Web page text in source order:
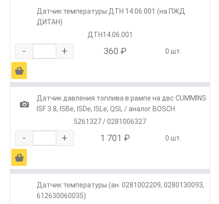
Датчик температуры ДТН 14.06.001 (на ПЖД
ДИТАН)
ДТН14.06.001
- + 360 ₽ 0 шт.
Ä
1
Датчик давления топлива в рампе на двс CUMMINS
ISF 3.8, ISBe, ISDe, ISLe, QSL / аналог BOSCH
5261327 / 0281006327
- + 1 701 ₽ 0 шт.
Ä
Датчик температуры (ан. 0281002209, 0280130093,
612630060035)